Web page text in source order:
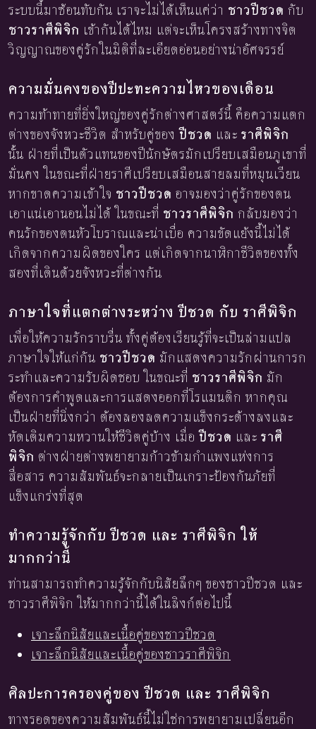
ระบบนี้มาซ้อนทับกัน เราจะไม่ได้เห็นแค่ว่า ชาวปีชวด กับ
ชาวราศีพิจิก เข้ากันได้ไหม แต่จะเห็นโครงสร้างทางจิต
วิญญาณของคู่รักในมิติที่ละเอียดอ่อนอย่างน่าอัศจรรย์
ความมั่นคงของปีปะทะความไหวของเดือน
ความท้าทายที่ยิ่งใหญ่ของคู่รักต่างศาสตร์นี้ คือความแตก
ต่างของจังหวะชีวิต สำหรับคู่ของปีชวด และ ราศีพิจิก
นั้น ฝ่ายที่เป็นตัวแทนของปีนักษัตรมักเปรียบเสมือนภูเขาที่
มั่นคง ในขณะที่ฝ่ายราศีเปรียบเสมือนสายลมที่หมุนเวียน
หากขาดความเข้าใจ ชาวปีชวด อาจมองว่าคู่รักของตน
เอาแน่เอานอนไม่ได้ ในขณะที่ ชาวราศีพิจิก กลับมองว่า
คนรักของตนหัวโบราณและน่าเบื่อ ความขัดแย้งนี้ไม่ได้
เกิดจากความผิดของใคร แต่เกิดจากนาฬิกาชีวิตของทั้ง
สองที่เดินด้วยจังหวะที่ต่างกัน
ภาษาใจที่แตกต่างระหว่าง ปีชวด กับ ราศีพิจิก
เพื่อให้ความรักราบรื่น ทั้งคู่ต้องเรียนรู้ที่จะเป็นล่ามแปล
ภาษาใจให้แก่กัน ชาวปีชวด มักแสดงความรักผ่านการก
ระทำและความรับผิดชอบ ในขณะที่ ชาวราศีพิจิก มัก
ต้องการคำพูดและการแสดงออกที่โรแมนติก หากคุณ
เป็นฝ่ายที่นิ่งกว่า ต้องลองลดความแข็งกระด้างลงและ
หัดเติมความหวานให้ชีวิตคู่บ้าง เมื่อปีชวด และ ราศี
พิจิก ต่างฝ่ายต่างพยายามก้าวข้ามกำแพงแห่งการ
สื่อสาร ความสัมพันธ์จะกลายเป็นเกราะป้องกันภัยที่
แข็งแกร่งที่สุด
ทำความรู้จักกับ ปีชวด และ ราศีพิจิก ให้
มากกว่านี้
ท่านสามารถทำความรู้จักกับนิสัยลึกๆ ของชาวปีชวด และ
ชาวราศีพิจิก ให้มากกว่านี้ได้ในลิงก์ต่อไปนี้
เจาะลึกนิสัยและเนื้อคู่ของชาวปีชวด
เจาะลึกนิสัยและเนื้อคู่ของชาวราศีพิจิก
ศิลปะการครองคู่ของ ปีชวด และ ราศีพิจิก
ทางรอดของความสัมพันธ์นี้ไม่ใช่การพยายามเปลี่ยนอีก